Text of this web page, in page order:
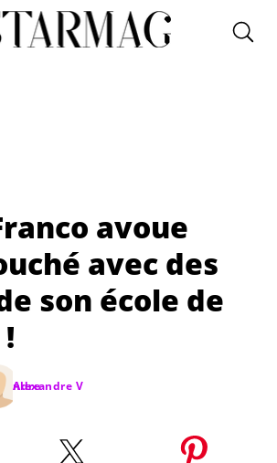
avoue
avec des
son école de
Alexandre V